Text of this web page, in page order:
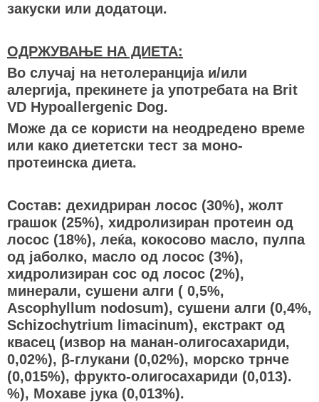
закуски или додатоци.
ОДРЖУВАЊЕ НА ДИЕТА:
Во случај на нетолеранција и/или
алергија, прекинете ја употребата на Brit
VD Hypoallergenic Dog.
Може да се користи на неодредено време
или како диететски тест за моно-
протеинска диета.
Состав: дехидриран лосос (30%), жолт
грашок (25%), хидролизиран протеин од
лосос (18%), леќа, кокосово масло, пулпа
од јаболко, масло од лосос (3%),
хидролизиран сос од лосос (2%),
минерали, сушени алги ( 0,5%,
Ascophyllum nodosum), сушени алги (0,4%,
Schizochytrium limacinum), екстракт од
квасец (извор на манан-олигосахариди,
0,02%), β-глукани (0,02%), морско трнче
(0,015%), фрукто-олигосахариди (0,013).
%), Мохаве јука (0,013%).